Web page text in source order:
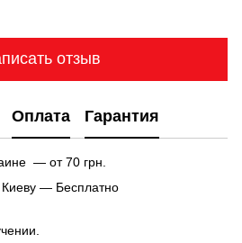
отзыв
Оплата Гарантия
— от 70 грн.
— Бесплатно